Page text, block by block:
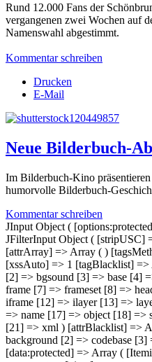
Rund 12.000 Fans der
vergangenen zwei Wochen auf
Namenswahl abgestimmt.
Kommentar schreiben
Drucken
E-Mail
Neue Bilderbuch-
Im Bilderbuch-Kino
humorvolle Bilderbuch-
Kommentar schreiben
JInput Object (
JFilterInput Object ( [stripUSC]
[attrArray] => Array ( )
[xssAuto] => 1 [tagBlacklist]
[2] => bgsound [3] => base [4]
frame [7] => frameset [8] =>
iframe [12] => ilayer [13] =>
=> name [17] => object [18] =>
[21] => xml ) [attrBlacklist] =>
background [2] => codebase
[data:protected] => Array (